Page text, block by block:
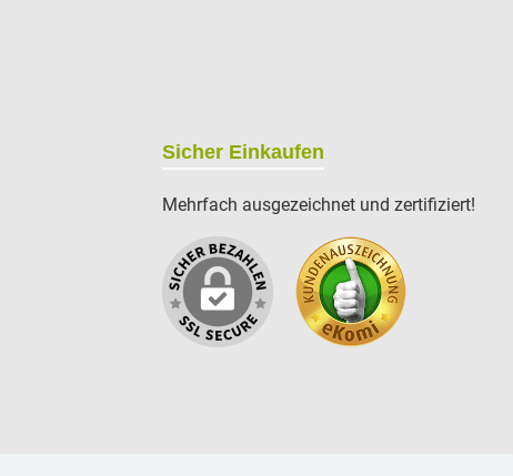
Sicher Einkaufen
Mehrfach ausgezeichnet und zertifiziert!